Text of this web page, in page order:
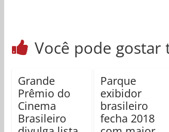
Você pode gostar
Grande
Prêmio do
Cinema
Brasileiro
Parque
exibidor
brasileiro
fecha 2018